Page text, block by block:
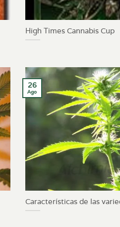
High Times Cannabis Cup
Características de las
26
Ago